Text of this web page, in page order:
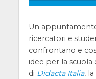
Un
ricercatori e
confrontano e
idee per la scuola
di Didacta Italia,